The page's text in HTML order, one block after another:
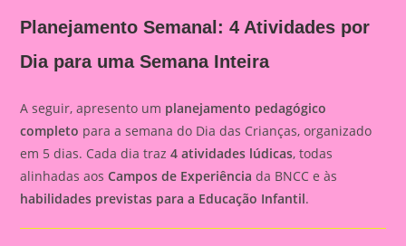
Planejamento Semanal: 4 Atividades por
Dia para uma Semana Inteira
A seguir, apresento um planejamento pedagógico
completo para a semana do Dia das Crianças, organizado
em 5 dias. Cada dia traz4 atividades lúdicas, todas
alinhadas aosCampos de Experiência da BNCC e às
habilidades previstas para a Educação Infantil.